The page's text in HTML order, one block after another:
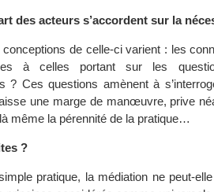
des acteurs s’accordent sur la
de celle-ci varient : les
à celles portant sur les
? Ces questions amènent à
une marge de manœuvre, prive
même la pérennité de la pratique…
?
pratique, la médiation ne peut-